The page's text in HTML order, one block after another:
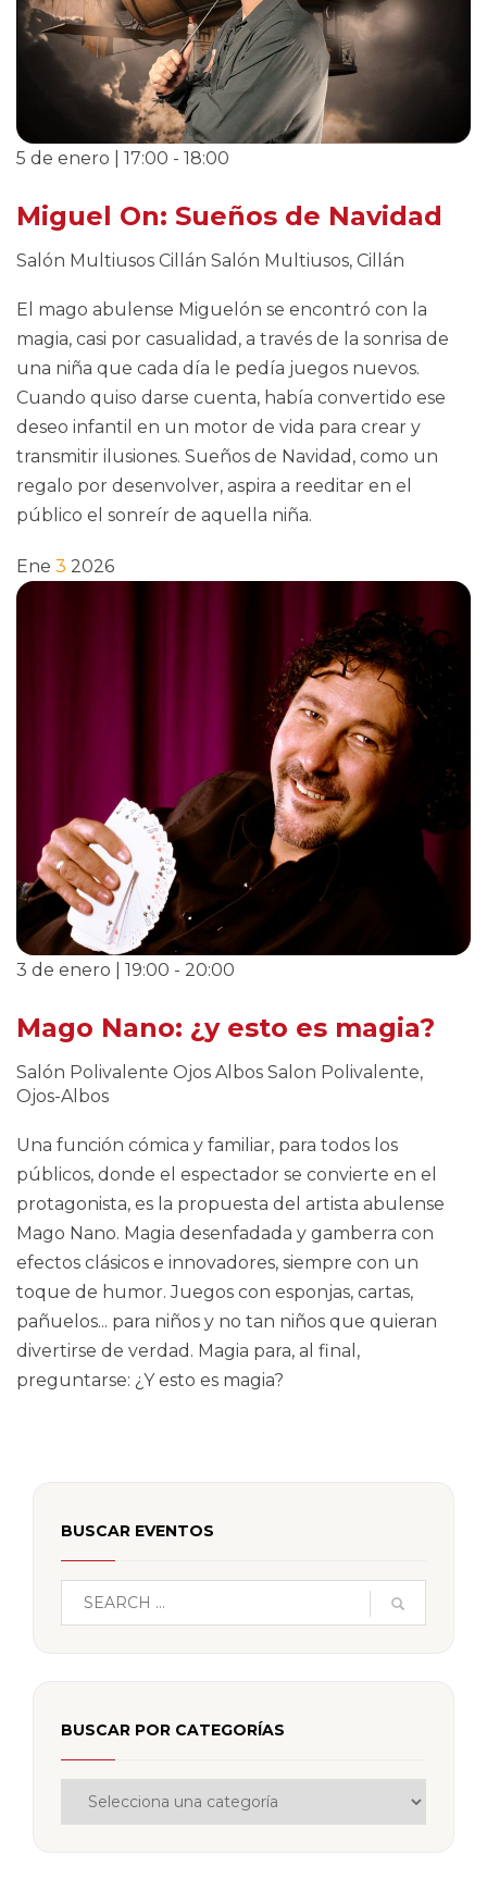
5 de enero | 17:00 - 18:00
Miguel On: Sueños de Navidad
Salón Multiusos Cillán Salón Multiusos, Cillán
El mago abulense Miguelón se encontró con la
magia, casi por casualidad, a través de la sonrisa de
una niña que cada día le pedía juegos nuevos.
Cuando quiso darse cuenta, había convertido ese
deseo infantil en un motor de vida para crear y
transmitir ilusiones. Sueños de Navidad, como un
regalo por desenvolver, aspira a reeditar en el
público el sonreír de aquella niña.
Ene 3 2026
3 de enero | 19:00 - 20:00
Mago Nano: ¿y esto es magia?
Salón Polivalente Ojos Albos Salon Polivalente,
Ojos-Albos
Una función cómica y familiar, para todos los
públicos, donde el espectador se convierte en el
protagonista, es la propuesta del artista abulense
Mago Nano. Magia desenfadada y gamberra con
efectos clásicos e innovadores, siempre con un
toque de humor. Juegos con esponjas, cartas,
pañuelos... para niños y no tan niños que quieran
divertirse de verdad. Magia para, al final,
preguntarse: ¿Y esto es magia?
BUSCAR EVENTOS
BUSCAR POR CATEGORÍAS